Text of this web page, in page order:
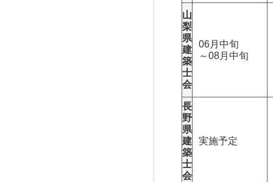
山
梨
県
建
築
士
会
06月中旬
～08月中旬
長
野
県
建
築
士
会
実施予定